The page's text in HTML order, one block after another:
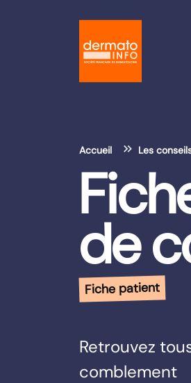
Accueil Les
de
Fiche patient
Retrouvez
comblement